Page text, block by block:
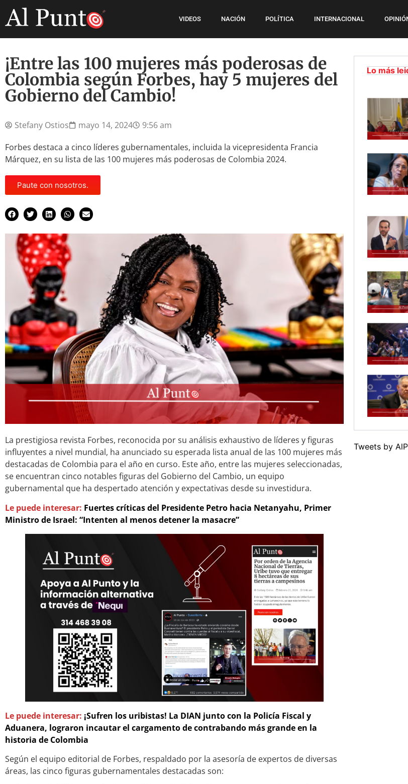
VIDEOS NACIÓN POLÍTICA INTERNACIONAL
¡Entre las 100 mujeres más poderosas de
Colombia según Forbes, hay 5 mujeres del
Gobierno del Cambio!
Stefany Ostios mayo 14, 2024
9:56 am
Forbes destaca a cinco líderes gubernamentales, incluida la vicepresidenta Francia
Márquez, en su lista de las 100 mujeres más poderosas de Colombia 2024.
Paute con nosotros.
La prestigiosa revista Forbes, reconocida por su análisis exhaustivo de líderes y figuras
influyentes a nivel mundial, ha anunciado su esperada lista anual de las 100 mujeres más
destacadas de Colombia para el año en curso. Este año, entre las mujeres seleccionadas,
se encuentran cinco notables figuras del Gobierno del Cambio, un equipo
gubernamental que ha despertado atención y expectativas desde su investidura.
Le puede interesar: Fuertes críticas del Presidente Petro hacia Netanyahu, Primer
Ministro de Israel: “Intenten al menos detener la masacre”
Le puede interesar: ¡Sufren los uribistas! La DIAN junto con la Policía Fiscal y
Aduanera, lograron incautar el cargamento de contrabando más grande en la
historia de Colombia
Según el equipo editorial de Forbes, respaldado por la asesoría de expertos de diversas
áreas, las cinco figuras gubernamentales destacadas son:
Lo más
Tweets by